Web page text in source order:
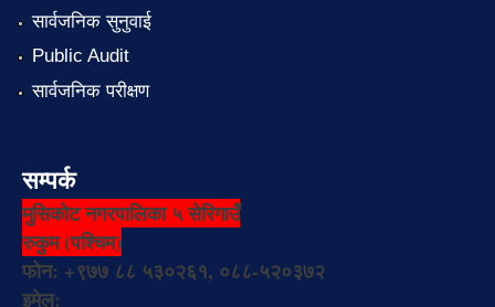
सार्वजनिक सुनुवाई
Public Audit
सार्वजनिक परीक्षण
सम्पर्क
मुसिकोट नगरपालिका ५ सेरिगाउँ
रुकुम (पश्चिम)
फोन: +९७७ ८८ ५३०२६१, ०८८-५२०३७२
इमेल: